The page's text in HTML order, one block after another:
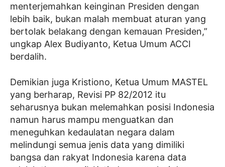
menterjemahkan keinginan Presiden dengan
lebih baik, bukan malah membuat aturan yang
bertolak belakang dengan kemauan Presiden,”
ungkap Alex Budiyanto, Ketua Umum ACCI
berdalih.
Demikian juga Kristiono, Ketua Umum MASTEL
yang berharap, Revisi PP 82/2012 itu
seharusnya bukan melemahkan posisi Indonesia
namun harus mampu menguatkan dan
meneguhkan kedaulatan negara dalam
melindungi semua jenis data yang dimiliki
bangsa dan rakyat Indonesia karena data